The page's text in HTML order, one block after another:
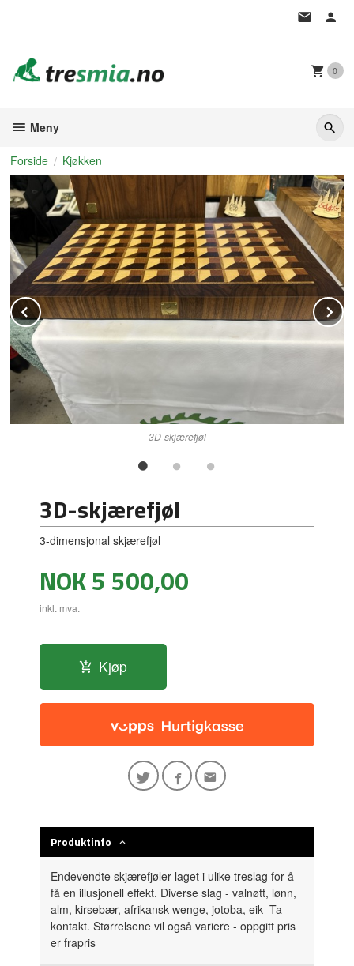
0
Meny
Forside Kjøkken
3D-skjærefjøl
Prev
3D-skjærefjøl
3-dimensjonal skjærefjøl
Pris
NOK5 500,00
inkl. mva.
Kjøp
Produktinfo
Endevendte skjærefjøler laget i ulike treslag for å
få en illusjonell effekt. Diverse slag - valnøtt, lønn,
alm, kirsebær, afrikansk wenge, jotoba, eik -Ta
kontakt. Størrelsene vil også variere - oppgitt pris
er frapris